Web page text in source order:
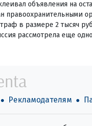
объявления на
правоохранительными
в размере 2 тысяч
рассмотрела еще одно
Рекламодателям